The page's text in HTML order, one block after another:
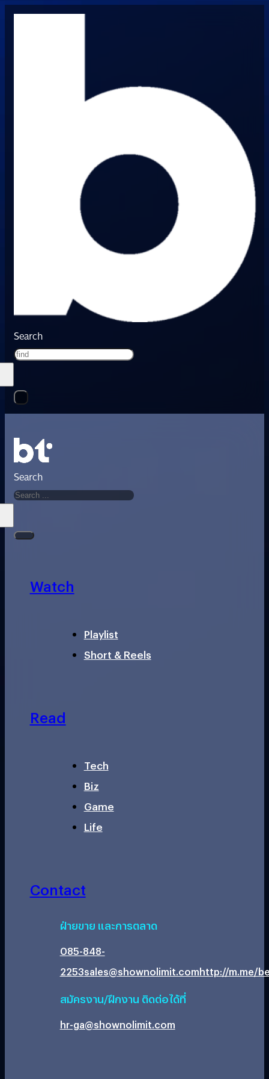
Search
Search
Watch
Playlist
Short & Reels
Read
Tech
Biz
Game
Life
Contact
ฝ่ายขาย และการตลาด
085-848-
2253sales@shownolimit.comhttp://m.me/
สมัครงาน/ฝึกงาน ติดต่อได้ที่
hr-ga@shownolimit.com